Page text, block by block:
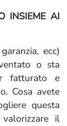
INSIEME AI
ecc)
o sta
fatturato e
Cosa avete
questa
il